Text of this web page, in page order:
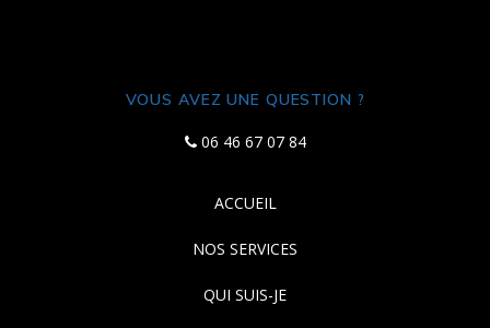
VOUS AVEZ UNE QUESTION ?
06 46 67 07 84
ACCUEIL
NOS SERVICES
QUI SUIS-JE